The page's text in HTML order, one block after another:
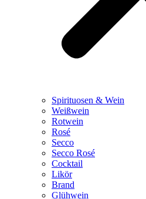
Spirituosen & Wein
Weißwein
Rotwein
Rosé
Secco
Secco Rosé
Cocktail
Likör
Brand
Glühwein